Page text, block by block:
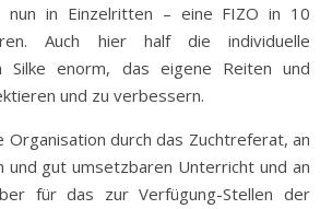
in Einzelritten – eine FIZO in 10
Auch hier half die individuelle
Silke enorm, das eigene Reiten und
und zu verbessern.
Organisation durch das Zuchtreferat, an
und gut umsetzbaren Unterricht und an
für das zur Verfügung-Stellen der